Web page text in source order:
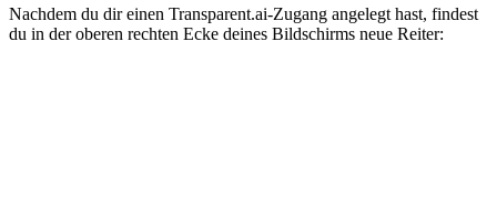
Nachdem du dir einen Transparent.ai-Zugang angelegt hast, findest
du in der oberen rechten Ecke deines Bildschirms neue Reiter: